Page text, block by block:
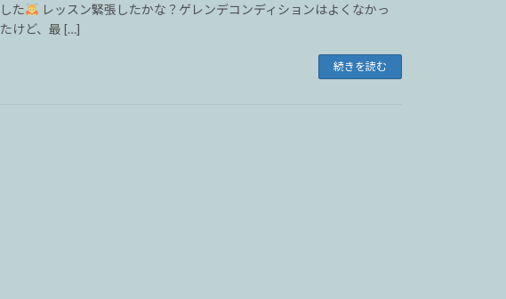
した
レッスン緊張したかな？ゲレンデコンディションはよくなかっ
たけど、最 […]
続きを読む